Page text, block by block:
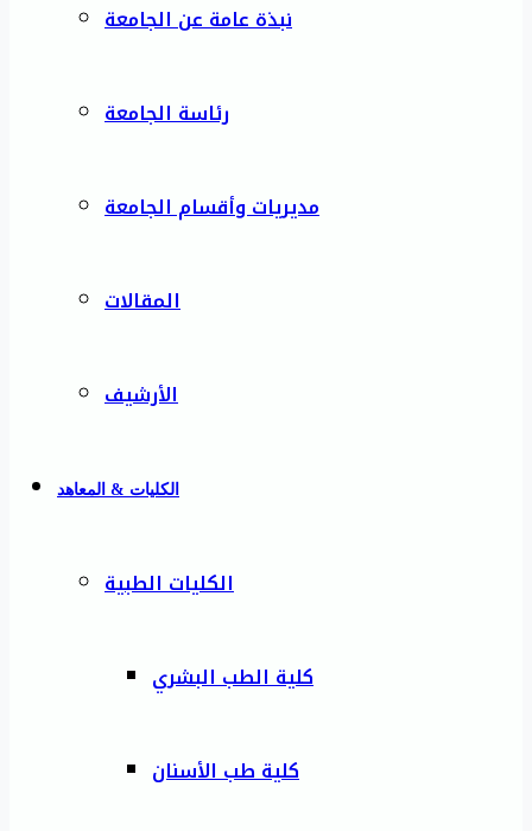
نبذة عامة عن الجامعة
رئاسة الجامعة
مديريات وأقسام الجامعة
المقالات
الأرشيف
الكليات & المعاهد
الكليات الطبية
كلية الطب البشري
كلية طب الأسنان